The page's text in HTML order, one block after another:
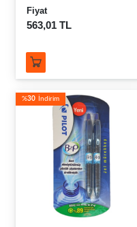
Fiyat
563,01 TL
%30 İndirim